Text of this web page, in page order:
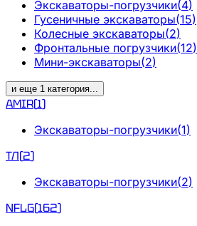
Экскаваторы-погрузчики(4)
Гусеничные экскаваторы(15)
Колесные экскаваторы(2)
Фронтальные погрузчики(12)
Мини-экскаваторы(2)
и еще 1 категория...
AMIR(1)
Экскаваторы-погрузчики(1)
ТЛ(2)
Экскаваторы-погрузчики(2)
NFLG(162)